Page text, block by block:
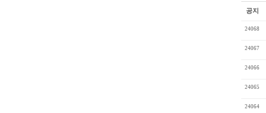
공지
24068
24067
24066
24065
24064